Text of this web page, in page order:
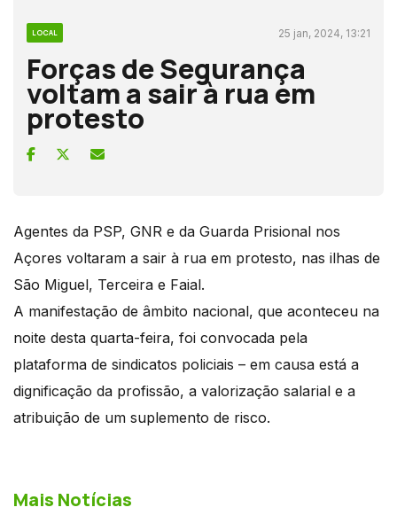
LOCAL 25 jan, 2024, 13:21
Forças de Segurança
voltam a sair à rua em
protesto
Agentes da PSP, GNR e da Guarda Prisional nos
Açores voltaram a sair à rua em protesto, nas ilhas de
São Miguel, Terceira e Faial.
A manifestação de âmbito nacional, que aconteceu na
noite desta quarta-feira, foi convocada pela
plataforma de sindicatos policiais – em causa está a
dignificação da profissão, a valorização salarial e a
atribuição de um suplemento de risco.
Mais Notícias